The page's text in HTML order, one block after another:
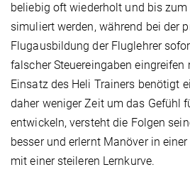
beliebig oft wiederholt und bis
simuliert werden, während bei der
Flugausbildung der Fluglehrer
falscher Steuereingaben eingreifen
Einsatz des Heli Trainers benötigt
daher weniger Zeit um das Gefühl
entwickeln, versteht die Folgen
besser und erlernt Manöver in
mit einer steileren Lernkurve.